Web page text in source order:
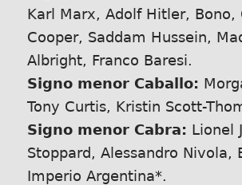
Karl Marx, Adolf Hitler, Bono,
Cooper, Saddam Hussein,
Albright, Franco Baresi.
Signo menor Caballo:
Tony Curtis, Kristin Scott-
Signo menor Cabra: Lionel
Stoppard, Alessandro Nivola,
Imperio Argentina*.